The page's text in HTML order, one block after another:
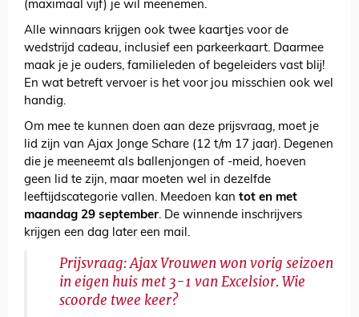
(maximaal vijf) je wil meenemen.
Alle winnaars krijgen ook twee kaartjes voor de
wedstrijd cadeau, inclusief een parkeerkaart. Daarmee
maak je je ouders, familieleden of begeleiders vast blij!
En wat betreft vervoer is het voor jou misschien ook wel
handig.
Om mee te kunnen doen aan deze prijsvraag, moet je
lid zijn van Ajax Jonge Schare (12 t/m 17 jaar). Degenen
die je meeneemt als ballenjongen of -meid, hoeven
geen lid te zijn, maar moeten wel in dezelfde
leeftijdscategorie vallen. Meedoen kan tot en met
maandag 29 september. De winnende inschrijvers
krijgen een dag later een mail.
Prijsvraag: Ajax Vrouwen won vorig seizoen
in eigen huis met 3-1 van Excelsior. Wie
scoorde twee keer?